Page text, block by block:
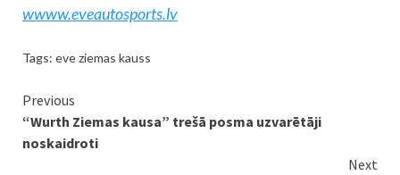
wwww.eveautosports.lv
Tags: eve ziemas kauss
Continue
Reading
Previous
“Wurth Ziemas kausa” trešā posma uzvarētāji
noskaidroti
Next